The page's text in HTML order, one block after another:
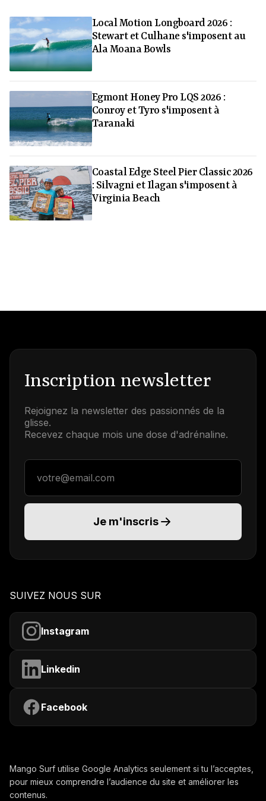
Local Motion Longboard 2026 :
Stewart et Culhane s'imposent au
Ala Moana Bowls
Egmont Honey Pro LQS 2026 :
Conroy et Tyro s'imposent à
Taranaki
Coastal Edge Steel Pier Classic 2026
: Silvagni et Ilagan s'imposent à
Virginia Beach
Inscription newsletter
Rejoignez la newsletter des passionnés de la
glisse.
Recevez chaque mois une dose d'adrénaline.
Adresse email
Je m'inscris
SUIVEZ NOUS SUR
Instagram
Linkedin
Facebook
Contactez-nous
Mango Surf utilise Google Analytics seulement si tu l’acceptes,
pour mieux comprendre l’audience du site et améliorer les
contenus.